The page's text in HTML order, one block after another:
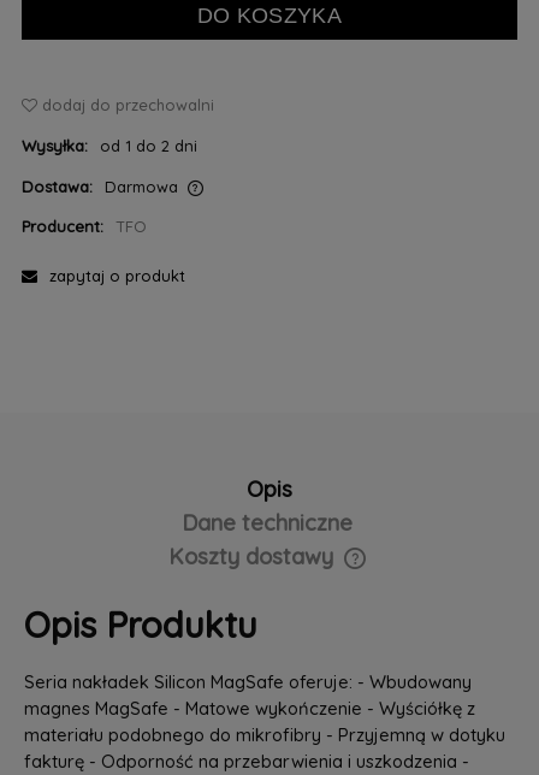
DO KOSZYKA
dodaj do przechowalni
Wysyłka: od 1 do 2 dni
Dostawa:
Darmowa
Producent:
TFO
zapytaj o produkt
Opis
Dane techniczne
Koszty dostawy
Cena nie zawiera ewentualnych kosztów płatności
Opis Produktu
Seria nakładek Silicon MagSafe oferuje: - Wbudowany
magnes MagSafe - Matowe wykończenie - Wyściółkę z
materiału podobnego do mikrofibry - Przyjemną w dotyku
fakturę - Odporność na przebarwienia i uszkodzenia -